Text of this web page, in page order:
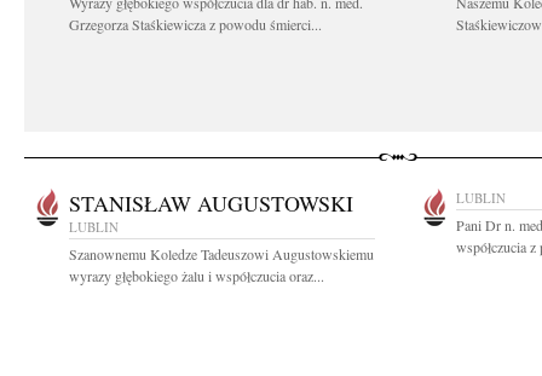
Grzegorza Staśkiewicza z powodu śmierci...
STANISŁAW AUGUSTOWSKI
LUBLIN
Szanownemu Koledze Tadeuszowi Augustowskiemu
wyrazy głębokiego żalu i współczucia oraz...
LUBLIN
Pani Dr n.
współczucia